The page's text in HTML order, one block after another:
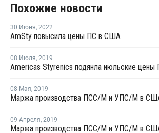
Похожие новости
30 Июня, 2022
AmSty повысила цены ПС в США
08 Июля, 2019
Americas Styrenics подянла июльские
08 Мая, 2019
09 Апреля, 2019